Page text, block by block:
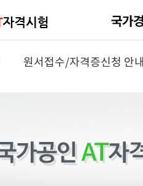
원서접수/자격증신청 안내